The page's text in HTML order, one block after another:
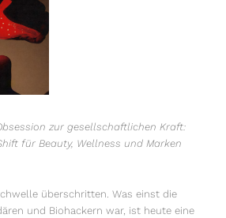
zur gesellschaftlichen Kraft:
für Beauty, Wellness und Marken
überschritten. Was einst die
und Biohackern war, ist heute eine